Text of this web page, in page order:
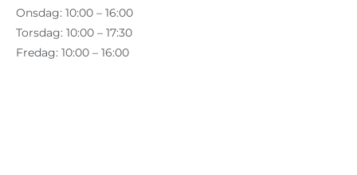
Onsdag: 10:00 – 16:00
Torsdag: 10:00 – 17:30
Fredag: 10:00 – 16:00